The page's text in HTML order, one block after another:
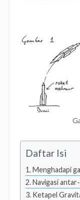
Daftar Isi
Menghadapi
Navigasi
Ketapel